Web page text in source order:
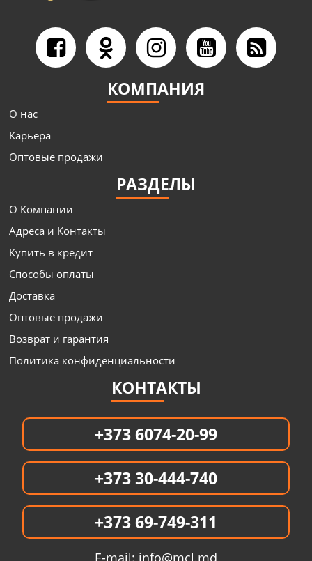
КОМПАНИЯ
О нас
Карьера
Оптовые продажи
РАЗДЕЛЫ
О Компании
Адреса и Контакты
Купить в кредит
Способы оплаты
Доставка
Оптовые продажи
Возврат и гарантия
Политика конфиденциальности
КОНТАКТЫ
+373 6074-20-99
+373 30-444-740
+373 69-749-311